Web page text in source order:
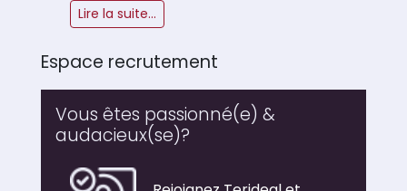
Lire la suite...
Espace recrutement
Vous êtes passionné(e) &
audacieux(se)?